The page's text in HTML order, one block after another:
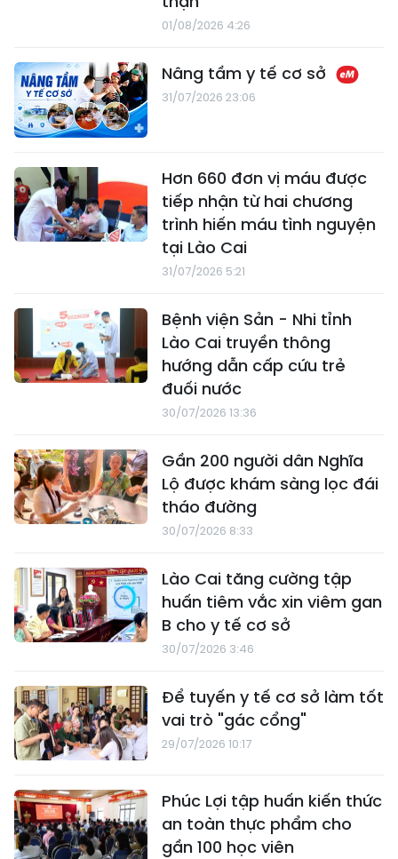
01/08/2026 4:26
Nâng tầm y tế cơ sở
31/07/2026 23:06
Hơn 660 đơn vị máu được
tiếp nhận từ hai chương
trình hiến máu tình nguyện
tại Lào Cai
31/07/2026 5:21
Bệnh viện Sản - Nhi tỉnh
Lào Cai truyền thông
hướng dẫn cấp cứu trẻ
đuối nước
30/07/2026 13:36
Gần 200 người dân Nghĩa
Lộ được khám sàng lọc đái
tháo đường
30/07/2026 8:33
Lào Cai tăng cường tập
huấn tiêm vắc xin viêm gan
B cho y tế cơ sở
30/07/2026 3:46
Để tuyến y tế cơ sở làm tốt
vai trò "gác cổng"
29/07/2026 10:17
Phúc Lợi tập huấn kiến thức
an toàn thực phẩm cho
gần 100 học viên